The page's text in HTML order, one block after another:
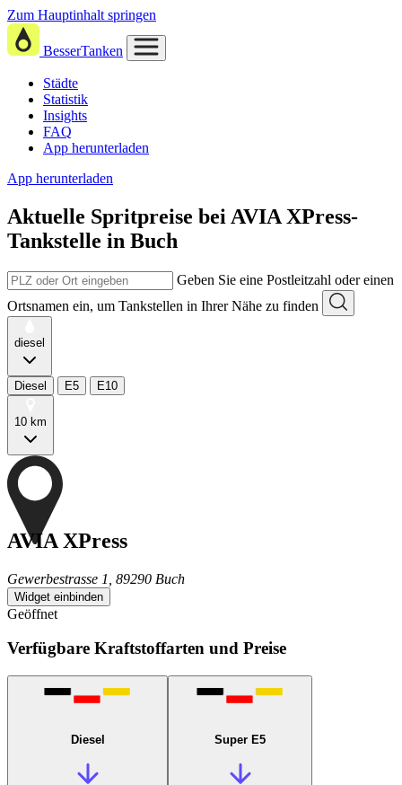
Zum Hauptinhalt springen
BesserTanken
Städte
Statistik
Insights
FAQ
App herunterladen
App herunterladen
Aktuelle Spritpreise bei AVIA XPress-
Tankstelle in Buch
Geben Sie eine Postleitzahl oder einen
Ortsnamen ein, um Tankstellen in Ihrer Nähe zu finden
diesel
Diesel E5 E10
10 km
AVIA XPress
Gewerbestrasse 1, 89290 Buch
Widget einbinden
Geöffnet
Verfügbare Kraftstoffarten und Preise
Diesel Super E5